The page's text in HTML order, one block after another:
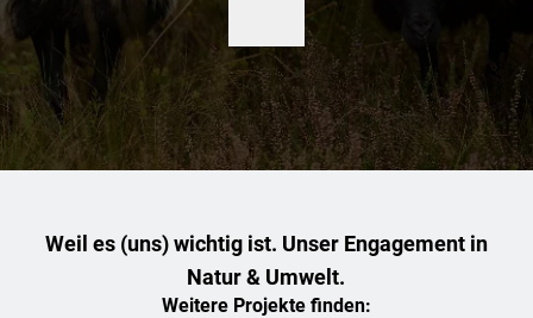
Weil es (uns) wichtig ist. Unser Engagement in
Natur & Umwelt.
Weitere Projekte finden: